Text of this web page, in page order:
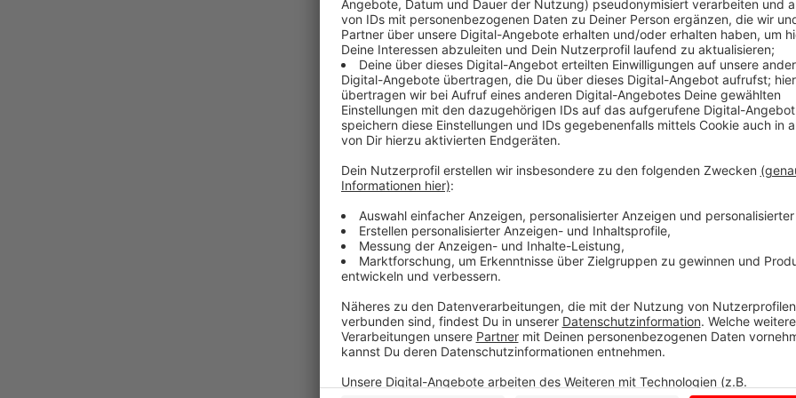
Der Jugendliche, der gestern einen Polizei- und
Gesamtschule ausgelöst hat, wollte mit der
angeben. Das hat er der Polizei beim Verhör
von selbst gelöst. So hat er es bei der Polizei zu
genauso abgelaufen ist, muss sich zeigen, hat uns
durchaus die Möglichkeit, die Szene in der Schule
Tränengas aus der Pistole wurden gestern
Anzeige
15 jähriger Schüler schießt mit
Tränengas